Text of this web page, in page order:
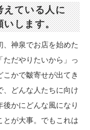
えている人に
いします。
神泉でお店を始めた
だやりたいから」っ
かで皺寄せが出てき
、どんな人たちに向け
かにどんな風になり
とが大事。でもこれは